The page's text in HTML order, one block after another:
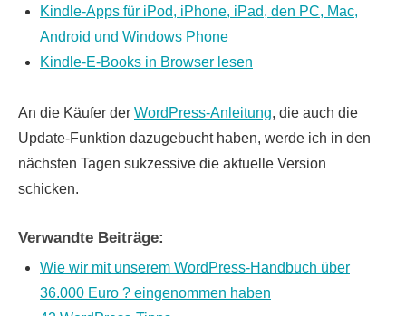
Kindle-Apps für iPod, iPhone, iPad, den PC, Mac,
Android und Windows Phone
Kindle-E-Books in Browser lesen
An die Käufer der WordPress-Anleitung, die auch die
Update-Funktion dazugebucht haben, werde ich in den
nächsten Tagen sukzessive die aktuelle Version
schicken.
Verwandte Beiträge:
Wie wir mit unserem WordPress-Handbuch über
36.000 Euro ? eingenommen haben